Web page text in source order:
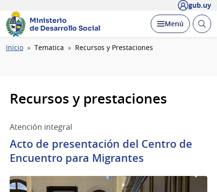
gub.uy
Ministerio
de Desarrollo Social
Desplegar
Menú Abrir
Ruta
Inicio Tematica Recursos y Prestaciones
Recursos y prestaciones
Atención integral
Acto de presentación del Centro de
Encuentro para Migrantes